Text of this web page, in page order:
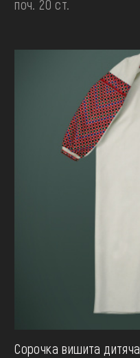
поч. 20 ст.
Сорочка вишита дитяча